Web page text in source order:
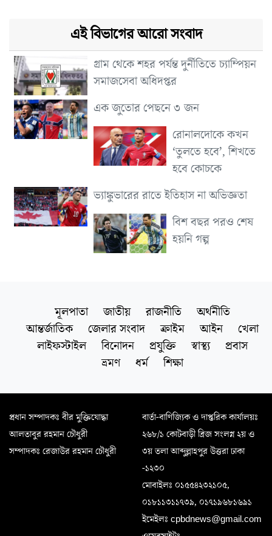
এই বিভাগের আরো সংবাদ
গ্রাম থেকে শহর পর্যন্ত দুর্নীতিতে চ্যাম্পিয়ন
সমাজসেবা অধিদপ্তর
এক জুতোর পেছনে ৩ জন
রোনালদোকে কখন
‘তুলতে হবে’, শিখতে
হবে কোচকে
ভ্যাঙ্কুভারের রাতে ইতিহাস না অভিজ্ঞতা
বিশ বছর পরও শেষ
হয়নি গল্প
মূলপাতা জাতীয় রাজনীতি
অর্থনীতি
আন্তর্জাতিক
জেলার সংবাদ ক্রাইম আইন
খেলা
লাইফস্টাইল
বিনোদন প্রযুক্তি স্বাস্থ্য
প্রবাস
ভ্রমণ
ধর্ম শিক্ষা
প্রধান সম্পাদকঃ বীর মুক্তিযোদ্ধা
আলতাবুর রহমান চৌধুরী
সম্পাদকঃ রেজাউর রহমান চৌধুরী
বার্তা-বাণিজ্যিক ও দাপ্তরিক কার্যালয়ঃ
২৬৮/১ কোটবাড়ী ব্রিজ সংলগ্ন ২য় ও
৩য় তলা আব্দুল্লাহপুর উত্তরা ঢাকা
-১২৩০
মোবাইলঃ ০১৫৫৪২৩২১০৫,
০১৮১১৩১১৭৩৯, ০১৭১৯৬৮১৬৯১
ইমেইলঃ cpbdnews@gmail.com